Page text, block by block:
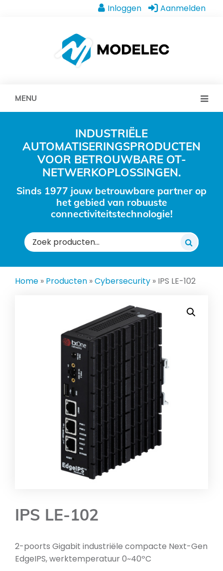
Inloggen Aanmelden
MENU
INDUSTRIËLE
AUTOMATISERINGSPRODUCTEN
VOOR BETROUWBARE OT-
NETWERKOPLOSSINGEN.
Sinds 1977 jouw betrouwbare partner op
het gebied van robuuste
connectiviteitstechnologie!
Zoeken
naar:
Home » Producten »Cybersecurity » IPS LE-102
IPS LE-102
2-poorts Gigabit industriële compacte Next-Gen
EdgeIPS, werktemperatuur 0~40ºC